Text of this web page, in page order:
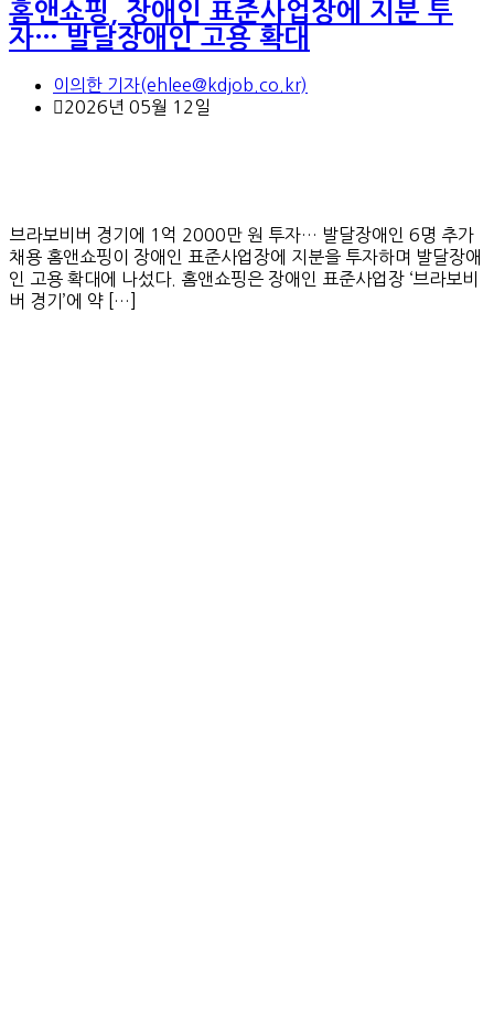
홈앤쇼핑, 장애인 표준사업장에 지분 투
자… 발달장애인 고용 확대
이의한 기자(ehlee@kdjob.co.kr)
2026년 05월 12일
브라보비버 경기에 1억 2000만 원 투자… 발달장애인 6명 추가
채용 홈앤쇼핑이 장애인 표준사업장에 지분을 투자하며 발달장애
인 고용 확대에 나섰다. 홈앤쇼핑은 장애인 표준사업장 ‘브라보비
버 경기’에 약 […]